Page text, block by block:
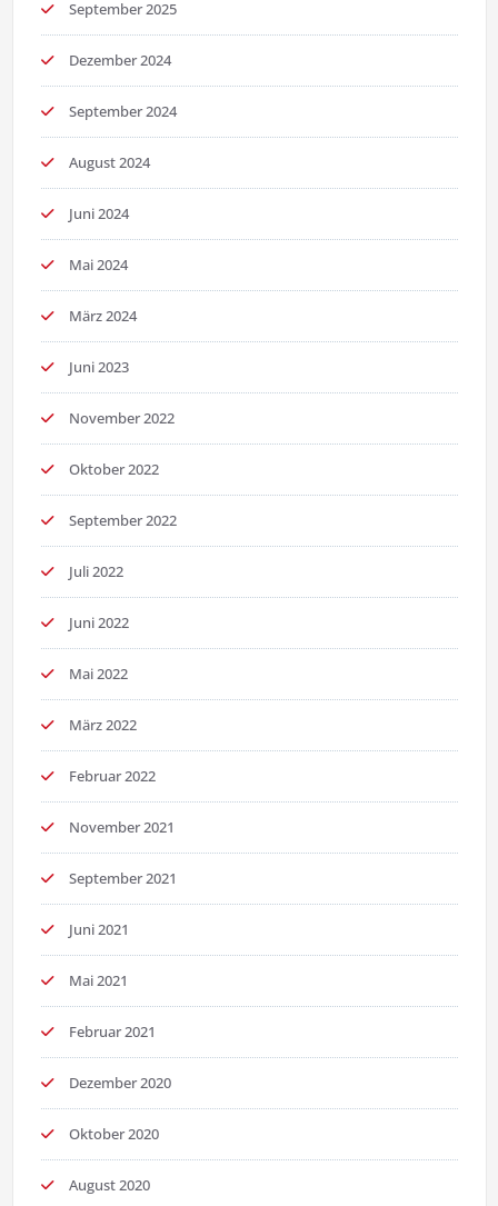
September 2025
Dezember 2024
September 2024
August 2024
Juni 2024
Mai 2024
März 2024
Juni 2023
November 2022
Oktober 2022
September 2022
Juli 2022
Juni 2022
Mai 2022
März 2022
Februar 2022
November 2021
September 2021
Juni 2021
Mai 2021
Februar 2021
Dezember 2020
Oktober 2020
August 2020